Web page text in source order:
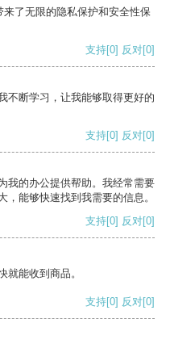
了无限的隐私保护和安全性保
支持[0] 反对[0]
不断学习，让我能够取得更好的
支持[0] 反对[0]
我的办公提供帮助。我经常需要
能够快速找到我需要的信息。
支持[0] 反对[0]
就能收到商品。
支持[0] 反对[0]